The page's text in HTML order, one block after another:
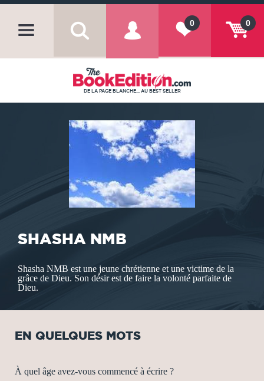
0
0
DE LA PAGE BLANCHE... AU BEST SELLER
SHASHA NMB
Shasha NMB est une jeune chrétienne et une victime de la
grâce de Dieu. Son désir est de faire la volonté parfaite de
Dieu.
EN QUELQUES MOTS
À quel âge avez-vous commencé à écrire ?